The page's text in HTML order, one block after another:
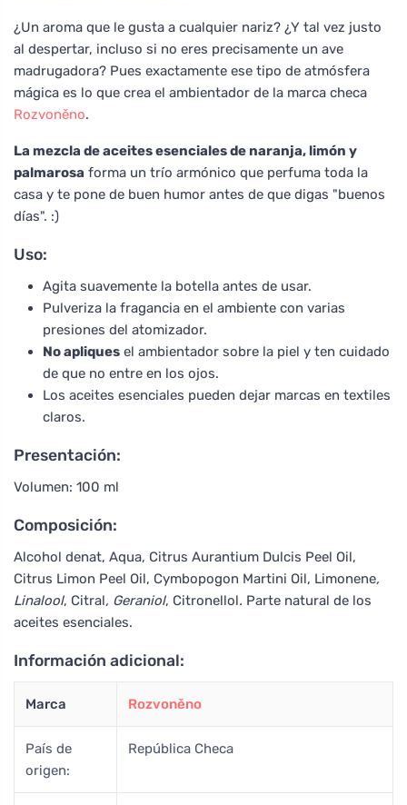
¿Un aroma que le gusta a cualquier nariz? ¿Y tal vez justo
al despertar, incluso si no eres precisamente un ave
madrugadora? Pues exactamente ese tipo de atmósfera
mágica es lo que crea el ambientador de la marca checa
Rozvoněno.
La mezcla de aceites esenciales de naranja, limón y
palmarosa forma un trío armónico que perfuma toda la
casa y te pone de buen humor antes de que digas "buenos
días". :)
Uso:
Agita suavemente la botella antes de usar.
Pulveriza la fragancia en el ambiente con varias
presiones del atomizador.
No apliques el ambientador sobre la piel y ten cuidado
de que no entre en los ojos.
Los aceites esenciales pueden dejar marcas en textiles
claros.
Presentación:
Volumen: 100 ml
Composición:
Alcohol denat, Aqua, Citrus Aurantium Dulcis Peel Oil,
Citrus Limon Peel Oil, Cymbopogon Martini Oil, Limonene,
Linalool, Citral, Geraniol, Citronellol. Parte natural de los
aceites esenciales.
Información adicional:
Marca Rozvoněno
País de
origen:
República Checa